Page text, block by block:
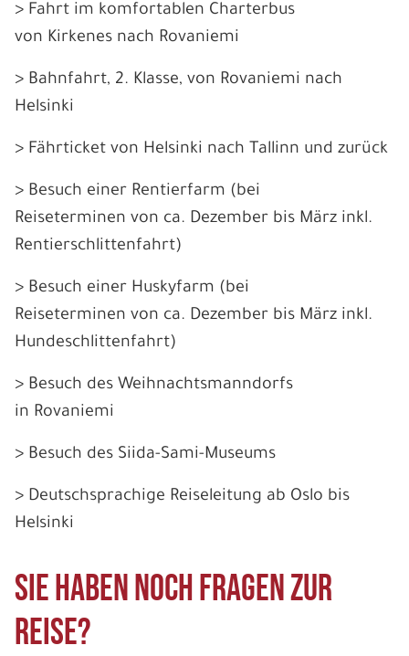
> Fahrt im komfortablen Charterbus
von Kirkenes nach Rovaniemi
> Bahnfahrt, 2. Klasse, von Rovaniemi nach
Helsinki
> Fährticket von Helsinki nach Tallinn und zurück
> Besuch einer Rentierfarm (bei
Reiseterminen von ca. Dezember bis März inkl.
Rentierschlittenfahrt)
> Besuch einer Huskyfarm (bei
Reiseterminen von ca. Dezember bis März inkl.
Hundeschlittenfahrt)
> Besuch des Weihnachtsmanndorfs
in Rovaniemi
> Besuch des Siida-Sami-Museums
> Deutschsprachige Reiseleitung ab Oslo bis
Helsinki
Sie haben noch Fragen zur
Reise?